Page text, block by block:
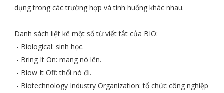
dụng trong các trường hợp và tình huống khác nhau.
Danh sách liệt kê một số từ viết tắt của BIO:
- Biological: sinh học.
- Bring It On: mang nó lên.
- Blow It Off: thổi nó đi.
- Biotechnology Industry Organization: tổ chức công nghiệp